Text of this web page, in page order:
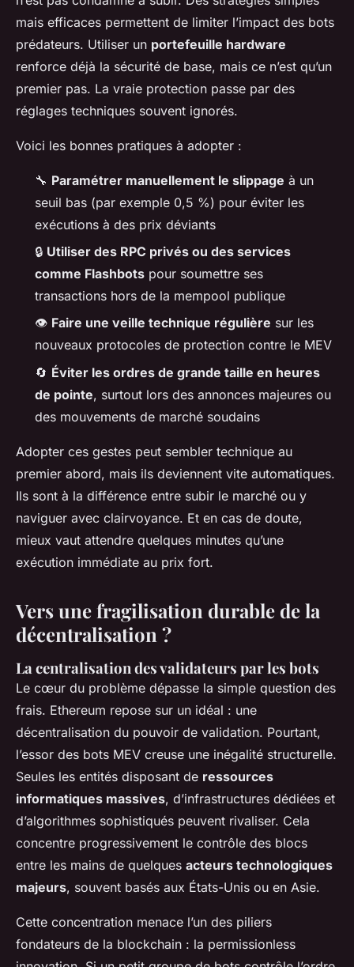
mais efficaces permettent de limiter l’impact des bots
prédateurs. Utiliser un portefeuille hardware
renforce déjà la sécurité de base, mais ce n’est qu’un
premier pas. La vraie protection passe par des
réglages techniques souvent ignorés.
Voici les bonnes pratiques à adopter :
🔧 Paramétrer manuellement le slippage à un
seuil bas (par exemple 0,5 %) pour éviter les
exécutions à des prix déviants
🔒 Utiliser des RPC privés ou des services
comme Flashbots pour soumettre ses
transactions hors de la mempool publique
👁️ Faire une veille technique régulière sur les
nouveaux protocoles de protection contre le MEV
🔄 Éviter les ordres de grande taille en heures
de pointe, surtout lors des annonces majeures ou
des mouvements de marché soudains
Adopter ces gestes peut sembler technique au
premier abord, mais ils deviennent vite automatiques.
Ils sont à la différence entre subir le marché ou y
naviguer avec clairvoyance. Et en cas de doute,
mieux vaut attendre quelques minutes qu’une
exécution immédiate au prix fort.
Vers une fragilisation durable de la
décentralisation ?
La centralisation des validateurs par les bots
Le cœur du problème dépasse la simple question des
frais. Ethereum repose sur un idéal : une
décentralisation du pouvoir de validation. Pourtant,
l’essor des bots MEV creuse une inégalité structurelle.
Seules les entités disposant de ressources
informatiques massives, d’infrastructures dédiées et
d’algorithmes sophistiqués peuvent rivaliser. Cela
concentre progressivement le contrôle des blocs
entre les mains de quelques acteurs technologiques
majeurs, souvent basés aux États-Unis ou en Asie.
Cette concentration menace l’un des piliers
fondateurs de la blockchain : la permissionless